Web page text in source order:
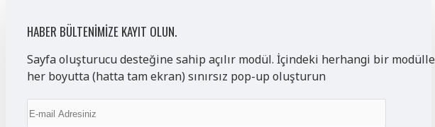
HABER BÜLTENIMIZE KAYIT OLUN.
Sayfa oluşturucu desteğine sahip açılır modül. İçindeki herhangi bir modülle
her boyutta (hatta tam ekran) sınırsız pop-up oluşturun